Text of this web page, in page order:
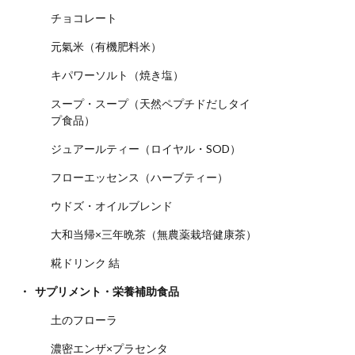
チョコレート
元氣米（有機肥料米）
キパワーソルト（焼き塩）
スープ・スープ（天然ペプチドだしタイ
プ食品）
ジュアールティー（ロイヤル・SOD）
フローエッセンス（ハーブティー）
ウドズ・オイルブレンド
大和当帰×三年晩茶（無農薬栽培健康茶）
糀ドリンク 結
サプリメント・栄養補助食品
土のフローラ
濃密エンザ×プラセンタ